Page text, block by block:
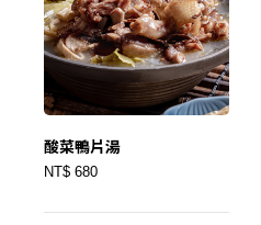
酸菜鴨片湯
NT$ 680